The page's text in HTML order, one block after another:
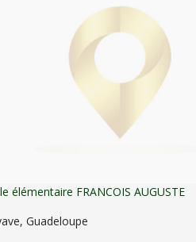
élémentaire FRANCOIS AUGUSTE
Guadeloupe